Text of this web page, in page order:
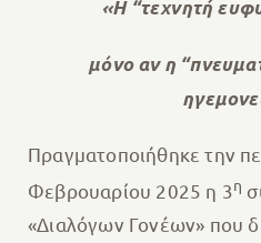
«Η “τεχνητή
μόνο αν η
Πραγματοποιήθηκε την
Φεβρουαρίου 2025 η 3η
«Διαλόγων Γονέων» που